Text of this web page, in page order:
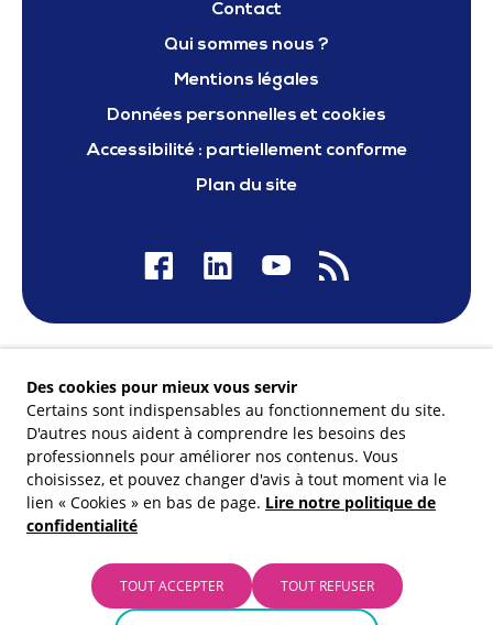
Contact
Qui sommes nous ?
Mentions légales
Données personnelles et cookies
Accessibilité : partiellement conforme
Plan du site
Membre du
Des cookies pour mieux vous servir
Certains sont indispensables au fonctionnement du site.
D'autres nous aident à comprendre les besoins des
professionnels pour améliorer nos contenus. Vous
choisissez, et pouvez changer d'avis à tout moment via le
lien « Cookies » en bas de page. Lire notre politique de
confidentialité
TOUT ACCEPTER TOUT REFUSER